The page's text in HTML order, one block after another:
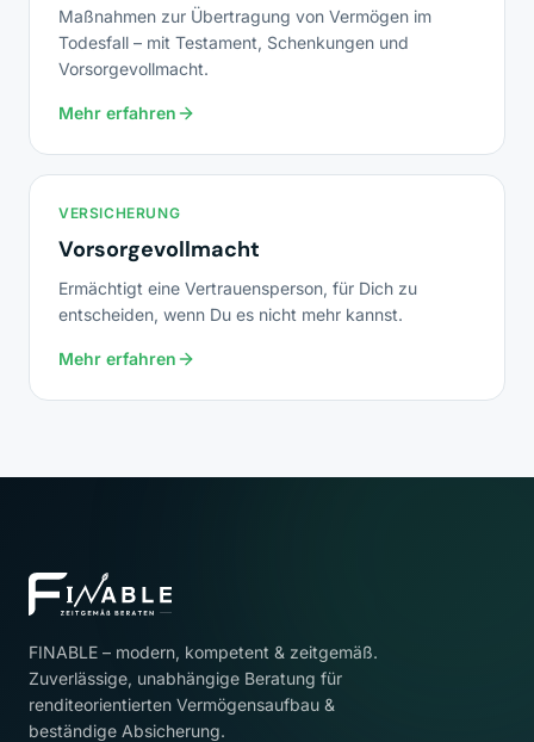
Maßnahmen zur Übertragung von Vermögen im
Todesfall – mit Testament, Schenkungen und
Vorsorgevollmacht.
Mehr erfahren
VERSICHERUNG
Vorsorgevollmacht
Ermächtigt eine Vertrauensperson, für Dich zu
entscheiden, wenn Du es nicht mehr kannst.
Mehr erfahren
FINABLE – modern, kompetent & zeitgemäß.
Zuverlässige, unabhängige Beratung für
renditeorientierten Vermögensaufbau &
beständige Absicherung.